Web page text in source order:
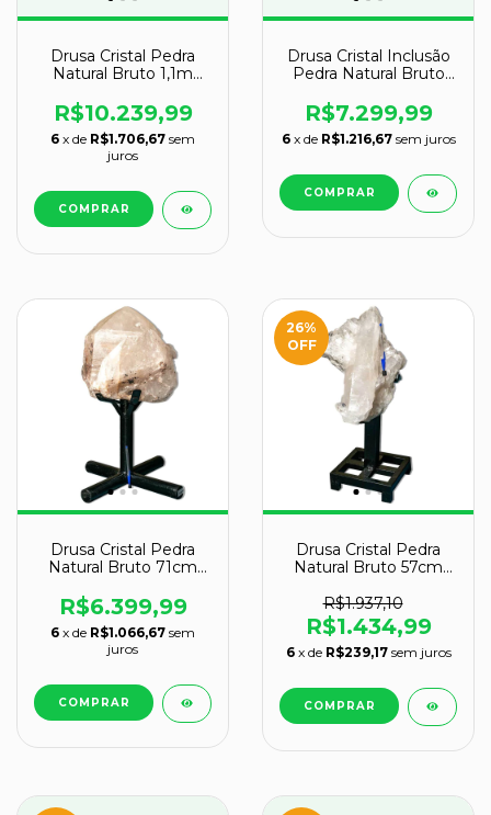
Drusa Cristal Pedra
Natural Bruto 1,1m
R$10.239,99
6 x de R$1.706,67 sem
juros
Drusa Cristal Inclusão
Pedra Natural Bruto
R$7.299,99
6 x de R$1.216,67 sem juros
Drusa Cristal Pedra
Natural Bruto 71cm
R$6.399,99
6 x de R$1.066,67 sem
juros
26%
OFF
Drusa Cristal Pedra
Natural Bruto 57cm
R$1.937,10
R$1.434,99
6 x de R$239,17 sem juros